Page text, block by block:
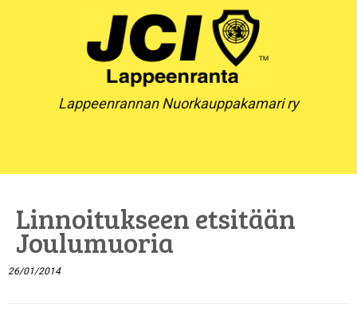
Lappeenrannan Nuorkauppakamari ry
Linnoitukseen etsitään
Joulumuoria
26/01/2014